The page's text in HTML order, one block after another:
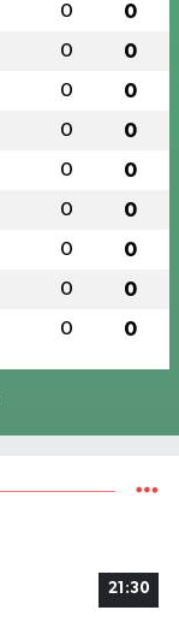
0 0
0 0
0 0
0 0
0 0
0 0
0 0
0 0
0 0
21:30